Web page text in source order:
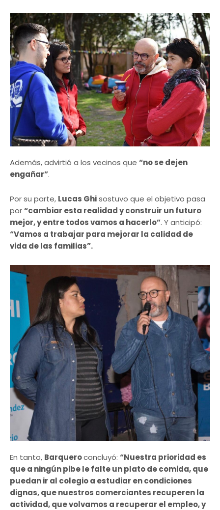
Además, advirtió a los vecinos que “no se dejen
engañar”.
Por su parte, Lucas Ghisostuvo que el objetivo pasa
por“cambiar esta realidad y construir un futuro
mejor, y entre todos vamos a hacerlo”. Y anticipó:
“Vamos a trabajar para mejorar la calidad de
vida de las familias”.
En tanto, Barqueroconcluyó: “Nuestra prioridad es
que a ningún pibe le falte un plato de comida, que
puedan ir al colegio a estudiar en condiciones
dignas, que nuestros comerciantes recuperen la
actividad, que volvamos a recuperar el empleo, y